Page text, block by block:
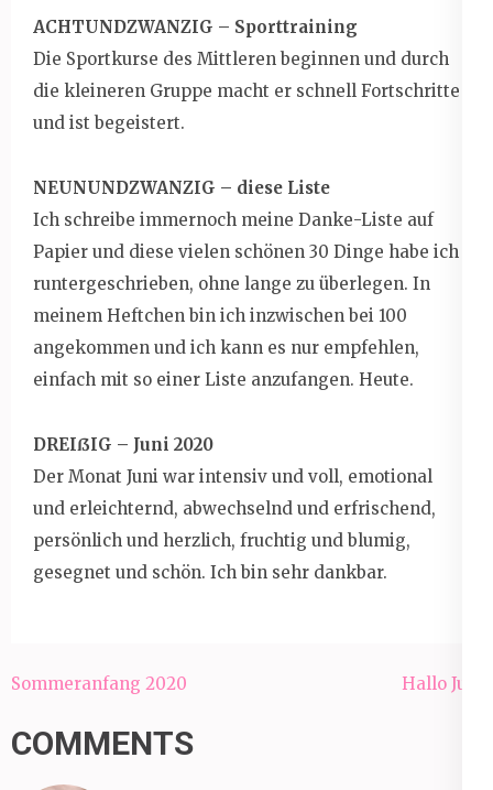
ACHTUNDZWANZIG – Sporttraining
Die Sportkurse des Mittleren beginnen und durch
die kleineren Gruppe macht er schnell Fortschritte
und ist begeistert.
NEUNUNDZWANZIG – diese Liste
Ich schreibe immernoch meine Danke-Liste auf
Papier und diese vielen schönen 30 Dinge habe ich
runtergeschrieben, ohne lange zu überlegen. In
meinem Heftchen bin ich inzwischen bei 100
angekommen und ich kann es nur empfehlen,
einfach mit so einer Liste anzufangen. Heute.
DREIßIG – Juni 2020
Der Monat Juni war intensiv und voll, emotional
und erleichternd, abwechselnd und erfrischend,
persönlich und herzlich, fruchtig und blumig,
gesegnet und schön. Ich bin sehr dankbar.
Beitragsnavigation
Sommeranfang 2020 Hallo Juli!
COMMENTS